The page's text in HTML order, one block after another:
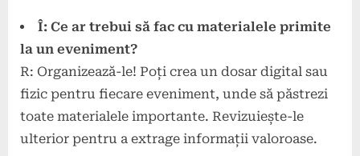
Î: Ce ar trebui să fac cu materialele primite
la un eveniment?
R: Organizează-le! Poți crea un dosar digital sau
fizic pentru fiecare eveniment, unde să păstrezi
toate materialele importante. Revizuiește-le
ulterior pentru a extrage informații valoroase.